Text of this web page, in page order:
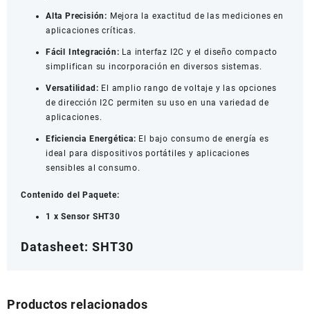
Alta Precisión: Mejora la exactitud de las mediciones en
aplicaciones críticas.
Fácil Integración: La interfaz I2C y el diseño compacto
simplifican su incorporación en diversos sistemas.
Versatilidad: El amplio rango de voltaje y las opciones
de dirección I2C permiten su uso en una variedad de
aplicaciones.
Eficiencia Energética: El bajo consumo de energía es
ideal para dispositivos portátiles y aplicaciones
sensibles al consumo.
Contenido del Paquete:
1 xSensor SHT30
Datasheet: SHT30
Productos relacionados